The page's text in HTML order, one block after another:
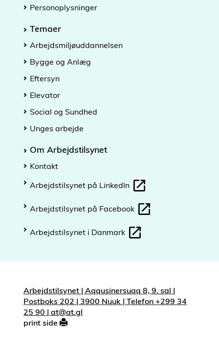
Personoplysninger
Temaer
Arbejdsmiljøuddannelsen
Bygge og Anlæg
Eftersyn
Elevator
Social og Sundhed
Unges arbejde
Om Arbejdstilsynet
Kontakt
Arbejdstilsynet på LinkedIn
Arbejdstilsynet på Facebook
Arbejdstilsynet i Danmark
Arbejdstilsynet | Aqqusinersuaq 8, 9. sal |
Postboks 202 | 3900 Nuuk | Telefon +299 34
25 90 | at@at.gl
print side